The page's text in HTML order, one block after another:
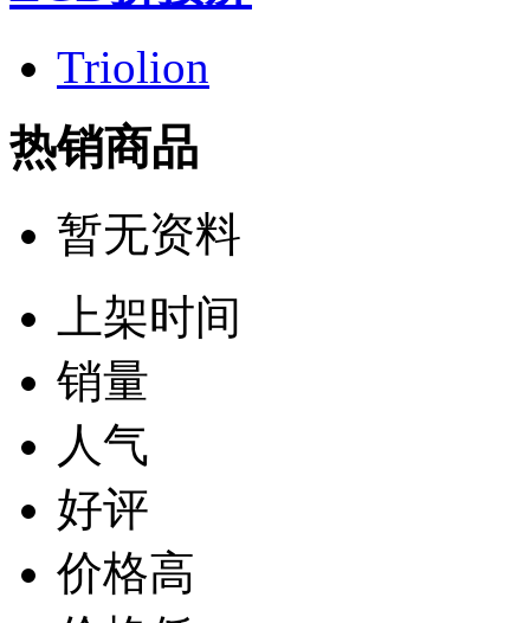
Triolion
热销商品
暂无资料
上架时间
销量
人气
好评
价格高